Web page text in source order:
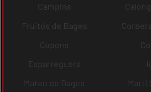
Campins
Fruitós de Bages
Copons
Esparreguera
Mateu de Bages
Martí